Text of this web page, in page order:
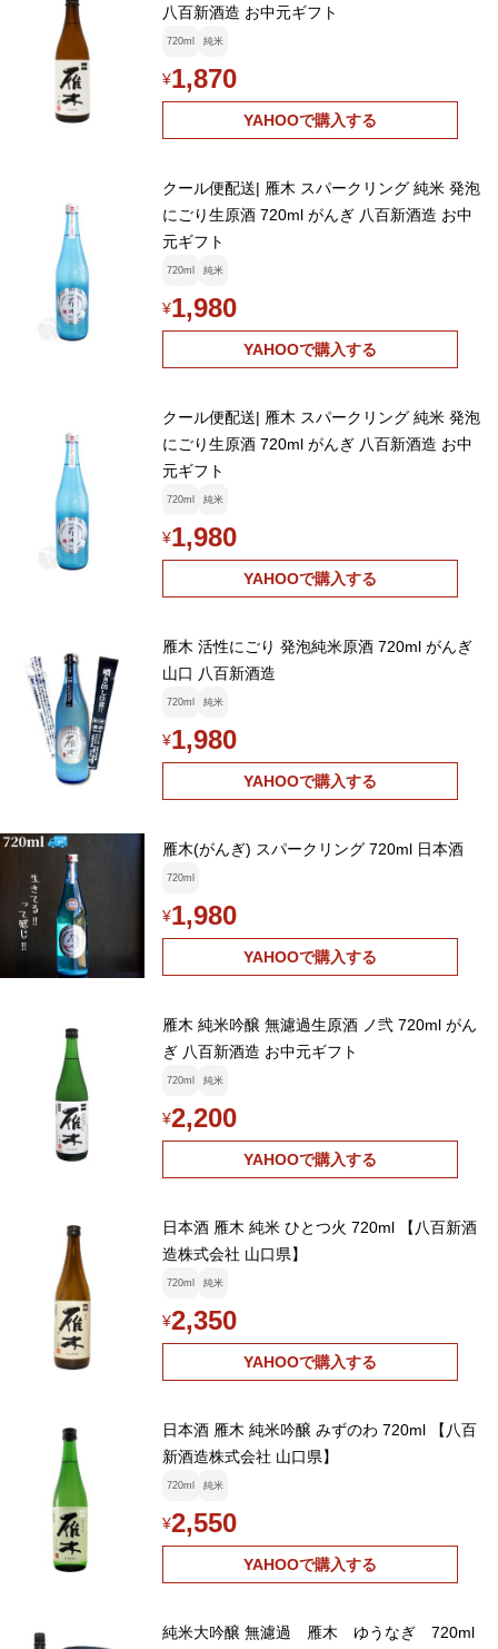
八百新酒造 お中元ギフト
720ml 純米
¥1,870
YAHOOで購入する
クール便配送| 雁木 スパークリング 純米 発泡
にごり生原酒 720ml がんぎ 八百新酒造 お中
元ギフト
720ml 純米
¥1,980
YAHOOで購入する
クール便配送| 雁木 スパークリング 純米 発泡
にごり生原酒 720ml がんぎ 八百新酒造 お中
元ギフト
720ml 純米
¥1,980
YAHOOで購入する
雁木 活性にごり 発泡純米原酒 720ml がんぎ
山口 八百新酒造
720ml 純米
¥1,980
YAHOOで購入する
雁木(がんぎ) スパークリング 720ml 日本酒
720ml
¥1,980
YAHOOで購入する
雁木 純米吟醸 無濾過生原酒 ノ弐 720ml がん
ぎ 八百新酒造 お中元ギフト
720ml 純米
¥2,200
YAHOOで購入する
日本酒 雁木 純米 ひとつ火 720ml 【八百新酒
造株式会社 山口県】
720ml 純米
¥2,350
YAHOOで購入する
日本酒 雁木 純米吟醸 みずのわ 720ml 【八百
新酒造株式会社 山口県】
720ml 純米
¥2,550
YAHOOで購入する
純米大吟醸 無濾過 雁木 ゆうなぎ 720ml